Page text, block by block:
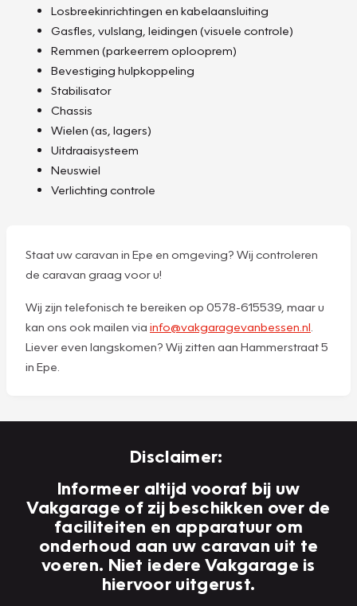
Losbreekinrichtingen en kabelaansluiting
Gasfles, vulslang, leidingen (visuele controle)
Remmen (parkeerrem oplooprem)
Bevestiging hulpkoppeling
Stabilisator
Chassis
Wielen (as, lagers)
Uitdraaisysteem
Neuswiel
Verlichting controle
Staat uw caravan in Epe en omgeving? Wij controleren
de caravan graag voor u!
Wij zijn telefonisch te bereiken op 0578-615539, maar u
kan ons ook mailen via info@vakgaragevanbessen.nl
Liever even langskomen? Wij zitten aan Hammerstraat 5
in Epe.
Disclaimer:
Informeer altijd vooraf bij uw
Vakgarage of zij beschikken over de
faciliteiten en apparatuur om
onderhoud aan uw caravan uit te
voeren. Niet iedere Vakgarage is
hiervoor uitgerust.